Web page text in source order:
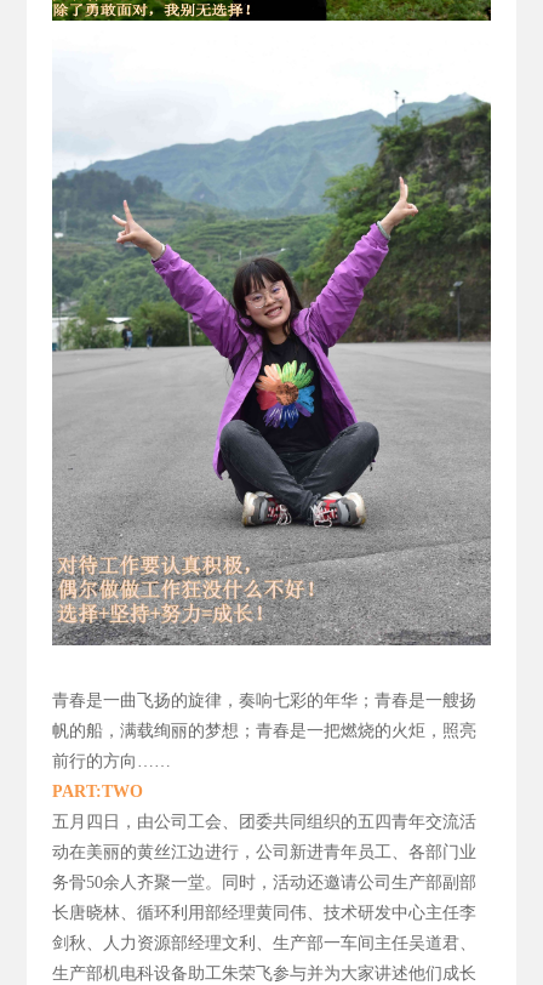
青春是一曲飞扬的旋律， 奏响七彩的年华；青春是一艘扬
帆的船，满载绚丽的梦想；青春是一把燃烧的火炬，照亮
前行的方向……
PART:TWO
五月四日，由公司工会、团委共同组织的五四青年交流活
动在美丽的黄丝江边进行，公司新进青年员工、各部门业
务骨50余人齐聚一堂。同时，活动还邀请公司生产部副部
长唐晓林、循环利用部经理黄同伟、技术研发中心主任李
剑秋、人力资源部经理文利、生产部一车间主任吴道君、
生产部机电科设备助工朱荣飞参与并为大家讲述他们成长